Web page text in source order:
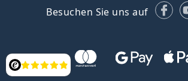
Bewertung
Besuchen Sie uns auf